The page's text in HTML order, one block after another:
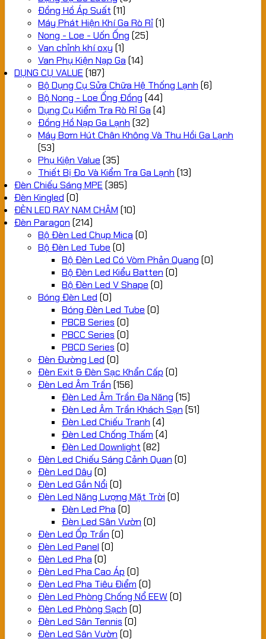
Đồng Hồ Áp Suất (11)
Máy Phát Hiện Khí Ga Rò Rỉ(1)
Nong - Loe - Uốn Ống (25)
Van chỉnh khí oxy (1)
Van Phụ Kiện Nạp Ga (14)
DỤNG CỤ VALUE (187)
Bộ Dụng Cụ Sửa Chữa Hệ Thống Lạnh (6)
Bộ Nong - Loe Ống Đồng (44)
Dụng Cụ Kiểm Tra Rò Rỉ Ga (4)
Đồng Hồ Nạp Ga Lạnh (32)
Máy Bơm Hút Chân Không Và Thu Hồi Ga Lạnh
(53)
Phụ Kiện Value (35)
Thiết Bị Đo Và Kiểm Tra Ga Lạnh (13)
Đèn Chiếu Sáng MPE (385)
Đèn Kingled (0)
ĐÈN LED RAY NAM CHÂM (10)
Đèn Paragon (214)
Bộ Đèn Led Chụp Mica (0)
Bộ Đèn Led Tube (0)
Bộ Đèn Led Có Vòm Phản Quang (0)
Bộ Đèn Led Kiểu Batten (0)
Bộ Đèn Led V Shape (0)
Bóng Đèn Led (0)
Bóng Đèn Led Tube (0)
PBCB Series (0)
PBCC Series (0)
PBCD Series (0)
Đèn Đường Led (0)
Đèn Exit & Đèn Sạc Khẩn Cấp (0)
Đèn Led Âm Trần (156)
Đèn Led Âm Trần Đa Năng (15)
Đèn Led Âm Trần Khách Sạn (51)
Đèn Led Chiếu Tranh (4)
Đèn Led Chống Thấm (4)
Đèn Led Downlight (82)
Đèn Led Chiếu Sáng Cảnh Quan (0)
Đèn Led Dây (0)
Đèn Led Gắn Nổi (0)
Đèn Led Năng Lượng Mặt Trời (0)
Đèn Led Pha (0)
Đèn Led Sân Vườn (0)
Đèn Led Ốp Trần (0)
Đèn Led Panel (0)
Đèn Led Pha (0)
Đèn Led Pha Cao Áp (0)
Đèn Led Pha Tiêu Điểm (0)
Đèn Led Phòng Chống Nổ EEW (0)
Đèn Led Phòng Sạch (0)
Đèn Led Sân Tennis (0)
Đèn Led Sân Vườn (0)